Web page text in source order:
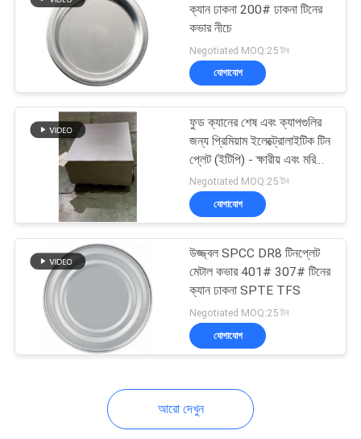
ক্যান ঢাকনা 200# ঢাকনা টিনের
কভার নীচে
Negotiated MOQ:25 টন
যোগাযোগ
ফুড ক্যানের শেষ এবং ক্যাপগুলির
জন্য প্রিমিয়াম ইলেক্ট্রোলাইটিক টিন
প্লেট (ইটিপি) - ক্ষারীয় এবং মরিচা
প্রতিরোধী
Negotiated MOQ:25 টন
যোগাযোগ
উজ্জ্বল SPCC DR8 টিনপ্লেট
মেটাল কভার 401# 307# টিনের
ক্যান ঢাকনা SPTE TFS
Negotiated MOQ:25 টন
যোগাযোগ
আরো দেখুন